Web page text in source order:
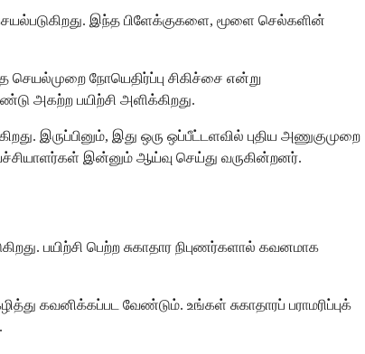
இந்த பிளேக்குகளை, மூளை செல்களின்
செயல்முறை நோயெதிர்ப்பு சிகிச்சை என்று
அகற்ற பயிற்சி அளிக்கிறது.
இருப்பினும், இது ஒரு ஒப்பீட்டளவில் புதிய அணுகுமுறை
இன்னும் ஆய்வு செய்து வருகின்றனர்.
பயிற்சி பெற்ற சுகாதார நிபுணர்களால் கவனமாக
கவனிக்கப்பட வேண்டும். உங்கள் சுகாதாரப் பராமரிப்புக்